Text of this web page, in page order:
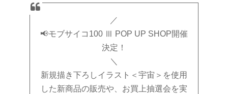
／
📢モブサイコ100 Ⅲ POP UP SHOP開催
決定！
＼
新規描き下ろしイラスト＜宇宙＞を使用
した新商品の販売や、お買上抽選会を実